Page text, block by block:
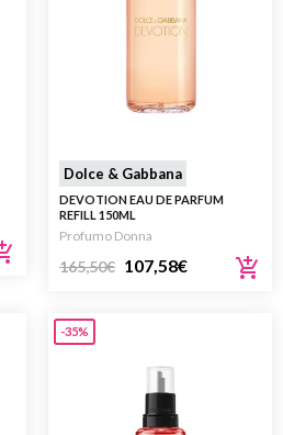
Dolce & Gabbana
DEVOTION EAU DE PARFUM
REFILL 150ML
Profumo Donna
165,50€ 107,58€
-35%